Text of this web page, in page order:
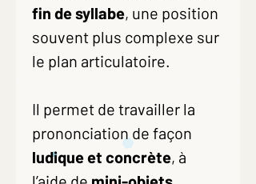
fin de syllabe, une position
souvent plus complexe sur
le plan articulatoire.
Il permet de travailler la
prononciation de façon
ludique et concrète, à